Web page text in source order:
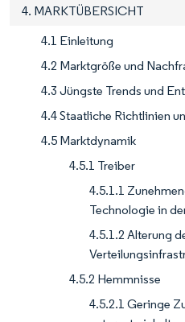
4. MARKTÜBERSICHT
4.1 Einleitung
4.2 Marktgröße und
4.3 Jüngste Trends und
4.4 Staatliche Richtlinien
4.5 Marktdynamik
4.5.1 Treiber
4.5.1.1
Technologie in
4.5.1.2 Alterung
4.5.2 Hemmnisse
4.5.2.1 Geringe